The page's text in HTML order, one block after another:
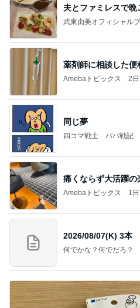
夫とファミレスで晩
武東由美オフィシャル
薬剤師に相談した便
Amebaトピックス 2
同じ夢
四コマ戦士 パパ戦記
痛くならず大活躍の
Amebaトピックス 1
2026/08/07(K) 3本
何でかな？何でだろ？